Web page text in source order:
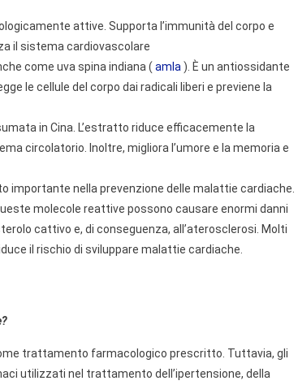
attive. Supporta l’immunità del corpo e
il sistema cardiovascolare
come uva spina indiana (amla ). È un antiossidante
le cellule del corpo dai radicali liberi e previene la
in Cina. L’estratto riduce efficacemente la
circolatorio. Inoltre, migliora l’umore e la memoria e
importante nella prevenzione delle malattie cardiache.
molecole reattive possono causare enormi danni
cattivo e, di conseguenza, all’aterosclerosi. Molti
il rischio di sviluppare malattie cardiache.
trattamento farmacologico prescritto. Tuttavia, gli
utilizzati nel trattamento dell’ipertensione, della